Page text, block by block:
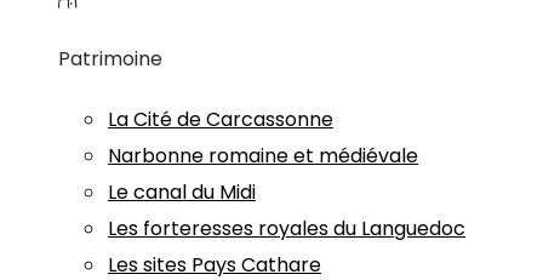
Patrimoine
La Cité de Carcassonne
Narbonne romaine et médiévale
Le canal du Midi
Les forteresses royales du Languedoc
Les sites Pays Cathare